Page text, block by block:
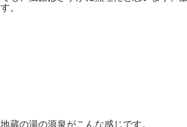
す。
地蔵の湯の源泉がこんな感じです。